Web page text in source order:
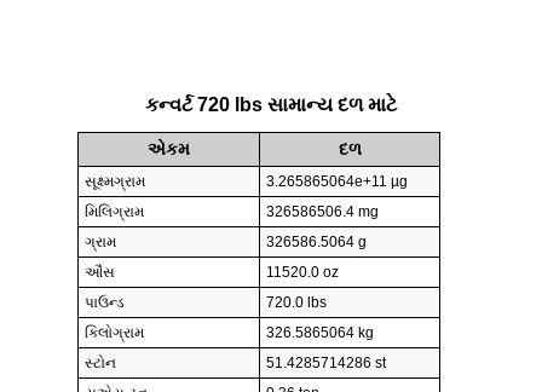
કન્વર્ટ 720 lbs સામાન્ય દળ માટે
એકમ દળ
સૂક્ષ્મગ્રામ
3.265865064e+11 µg
મિલિગ્રામ
326586506.4 mg
ગ્રામ
326586.5064 g
ઔંસ
11520.0 oz
પાઉન્ડ
720.0 lbs
કિલોગ્રામ
326.5865064 kg
સ્ટોન
51.4285714286 st